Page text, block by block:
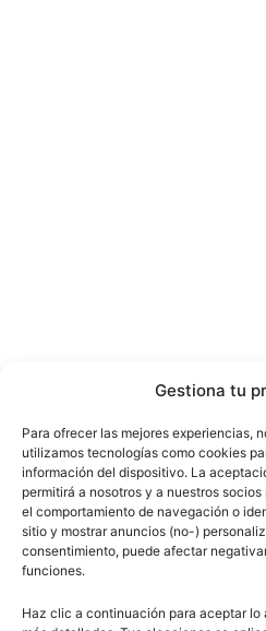
Gestiona tu
Para ofrecer las mejores experiencias,
utilizamos tecnologías como cookies
información del dispositivo. La
permitirá a nosotros y a nuestros
el comportamiento de navegación o
sitio y mostrar anuncios (no-)
consentimiento, puede afectar
funciones.
Haz clic a continuación para aceptar